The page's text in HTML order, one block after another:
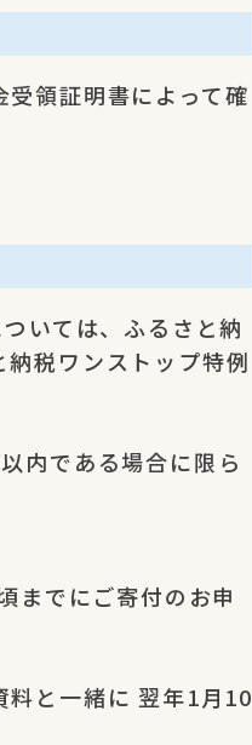
領証明書によって確
いては、ふるさと納
税ワンストップ特例
内である場合に限ら
までにご寄付のお申
料と一緒に 翌年1月10